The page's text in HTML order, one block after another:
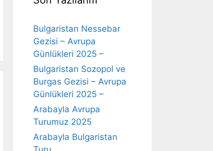
Bulgaristan Nessebar
Gezisi – Avrupa
Günlükleri 2025 –
Bulgaristan Sozopol ve
Burgas Gezisi – Avrupa
Günlükleri 2025 –
Arabayla Avrupa
Turumuz 2025
Arabayla Bulgaristan